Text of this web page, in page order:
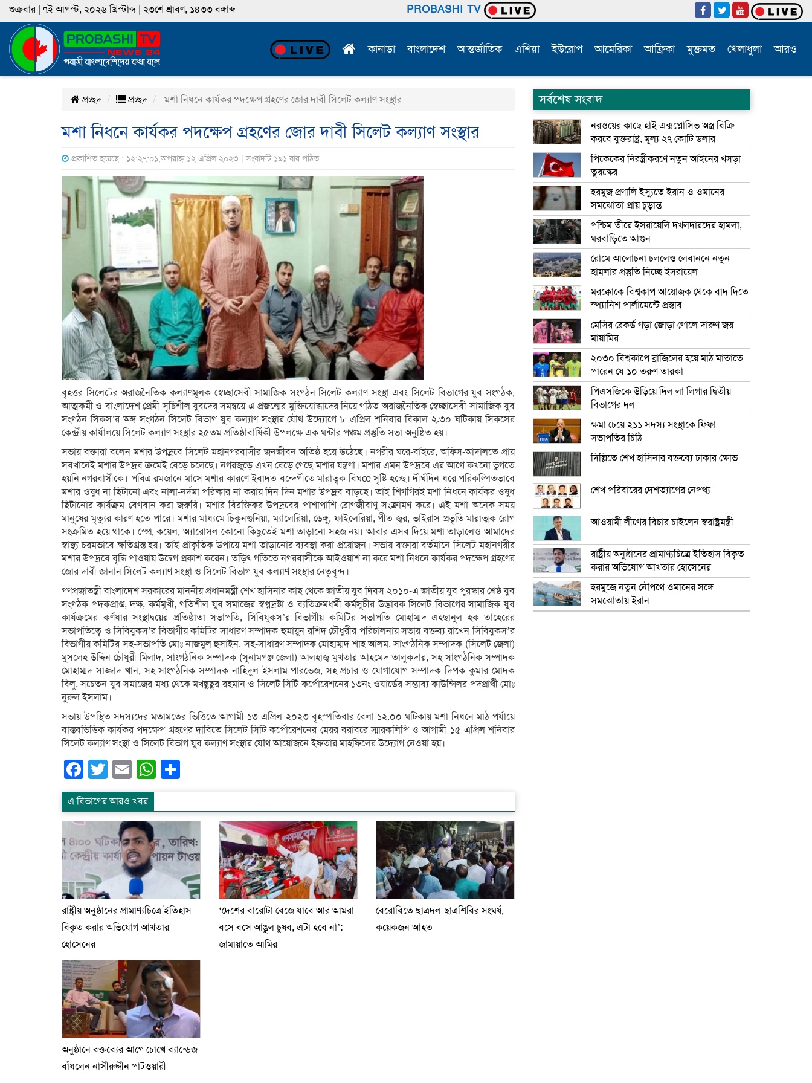
শুক্রবার | ৭ই আগস্ট, ২০২৬ খ্রিস্টাব্দ | ২৩শে শ্রাবণ, ১৪৩৩ বঙ্গাব্দ PROBASHI TV
কানাডা বাংলাদেশ আন্তর্জাতিক এশিয়া ইউরোপ আমেরিকা আফ্রিকা মুক্তমত খেলাধুলা আরও
প্রচ্ছদ প্রচ্ছদ মশা নিধনে কার্যকর পদক্ষেপ গ্রহণের জোর দাবী সিলেট কল্যাণ সংস্থার
মশা নিধনে কার্যকর পদক্ষেপ গ্রহণের জোর দাবী সিলেট কল্যাণ সংস্থার
প্রকাশিত হয়েছে : ১২:২৭:০১,অপরাহ্ন ১২ এপ্রিল ২০২৩ | সংবাদটি ১৯১ বার পঠিত
বৃহত্তর সিলেটের অরাজনৈতিক কল্যাণমূলক স্বেচ্ছাসেবী সামাজিক সংগঠন সিলেট কল্যাণ সংস্থা এবং সিলেট বিভাগের যুব সংগঠক,
আত্মকর্মী ও বাংলাদেশ প্রেমী সৃষ্টিশীল যুবদের সমন্বয়ে এ প্রজন্মের মুক্তিযোদ্ধাদের নিয়ে গঠিত অরাজনৈতিক স্বেচ্ছাসেবী সামাজিক যুব
সংগঠন সিকস’র অঙ্গ সংগঠন সিলেট বিভাগ যুব কল্যাণ সংস্থার যৌথ উদ্যোগে ৮ এপ্রিল শনিবার বিকাল ২.৩০ ঘটিকায় সিকসের
কেন্দ্রীয় কার্যালয়ে সিলেট কল্যাণ সংস্থার ২৫তম প্রতিষ্ঠাবার্ষিকী উপলক্ষে এক ঘন্টার পঞ্চম প্রস্তুতি সভা অনুষ্ঠিত হয়।
সভায় বক্তারা বলেন মশার উপদ্রবে সিলেট মহানগরবাসীর জনজীবন অতিষ্ঠ হয়ে উঠেছে। নগরীর ঘরে-বাইরে, অফিস-আদালতে প্রায়
সবখানেই মশার উপদ্রব ক্রমেই বেড়ে চলেছে। নগরজুড়ে এখন বেড়ে গেছে মশার যন্ত্রণা। মশার এমন উপদ্রবে এর আগে কখনো ভুগতে
হয়নি নগরবাসীকে। পবিত্র রমজানে মাসে মশার কারণে ইবাদত বন্দেগীতে মারাত্বক বিঘœ সৃষ্টি হচ্ছে। দীর্ঘদিন ধরে পরিকল্পিতভাবে
মশার ওষুধ না ছিটানো এবং নালা-নর্দমা পরিষ্কার না করায় দিন দিন মশার উপদ্রব বাড়ছে। তাই শিগগিরই মশা নিধনে কার্যকর ওষুধ
ছিটানোর কার্যক্রম বেগবান করা জরুরি। মশার বিরক্তিকর উপদ্রবের পাশাপাশি রোগজীবাণু সংক্রামণ করে। এই মশা অনেক সময়
মানুষের মৃত্যুর কারণ হতে পারে। মশার মাধ্যমে চিকুনগুনিয়া, ম্যালেরিয়া, ডেঙ্গু, ফাইলেরিয়া, পীত জ্বর, ভাইরাস প্রভৃতি মারাত্মক রোগ
সংক্রমিত হয়ে থাকে। স্প্রে, কয়েল, অ্যারোসল কোনো কিছুতেই মশা তাড়ানো সহজ নয়। আবার এসব দিয়ে মশা তাড়ালেও আমাদের
স্বাস্থ্য চরমভাবে ক্ষতিগ্রস্ত হয়। তাই প্রাকৃতিক উপায়ে মশা তাড়ানোর ব্যবস্থা করা প্রয়োজন। সভায় বক্তারা বর্তমানে সিলেট মহানগরীর
মশার উপদ্রবে বৃদ্ধি পাওয়ায় উদ্বেগ প্রকাশ করেন। তড়িৎ গতিতে নগরবাসীকে আইওয়াশ না করে মশা নিধনে কার্যকর পদক্ষেপ গ্রহণের
জোর দাবী জানান সিলেট কল্যাণ সংস্থা ও সিলেট বিভাগ যুব কল্যাণ সংস্থার নেতৃবৃন্দ।
গণপ্রজাতন্ত্রী বাংলাদেশ সরকারের মাননীয় প্রধানমন্ত্রী শেখ হাসিনার কাছ থেকে জাতীয় যুব দিবস ২০১০-এ জাতীয় যুব পুরস্কার শ্রেষ্ঠ যুব
সংগঠক পদকপ্রাপ্ত, দক্ষ, কর্মমূখী, গতিশীল যুব সমাজের স্বপ্নদ্রষ্টা ও ব্যতিক্রমধর্মী কর্মসূচীর উদ্ভাবক সিলেট বিভাগের সামাজিক যুব
কার্যক্রমের কর্ণধার সংস্থাদ্বয়ের প্রতিষ্ঠাতা সভাপতি, সিবিযুকস’র বিভাগীয় কমিটির সভাপতি মোহাম্মদ এহছানুল হক তাহেরের
সভাপতিত্বে ও সিবিযুকস’র বিভাগীয় কমিটির সাধারণ সম্পাদক হুমায়ুন রশিদ চৌধুরীর পরিচালনায় সভায় বক্তব্য রাখেন সিবিযুকস’র
বিভাগীয় কমিটির সহ-সভাপতি মোঃ নাজমুল হুসাইন, সহ-সাধারণ সম্পাদক মোহাম্মদ শাহ আলম, সাংগঠনিক সম্পাদক (সিলেট জেলা)
মুসলেহ উদ্দিন চৌধুরী মিলাদ, সাংগঠনিক সম্পাদক (সুনামগঞ্জ জেলা) আলহাজ্ব মুখতার আহমেদ তালুকদার, সহ-সাংগঠনিক সম্পাদক
মোহাম্মদ সাজ্জাদ খান, সহ-সাংগঠনিক সম্পাদক নাহিদুল ইসলাম পারভেজ, সহ-প্রচার ও যোগাযোগ সম্পাদক দিপক কুমার মোদক
বিলু, সচেতন যুব সমাজের মধ্য থেকে মখছুছুর রহমান ও সিলেট সিটি কর্পোরেশনের ১৩নং ওযার্ডের সম্ভাব্য কাউন্সিলর পদপ্রার্থী মোঃ
নুরুল ইসলাম।
সভায় উপস্থিত সদস্যদের মতামতের ভিত্তিতে আগামী ১৩ এপ্রিল ২০২৩ বৃহস্পতিবার বেলা ১২.০০ ঘটিকায় মশা নিধনে মাঠ পর্যায়ে
বাস্তবভিত্তিক কার্যকর পদক্ষেপ গ্রহণের দাবিতে সিলেট সিটি কর্পোরেশনের মেয়র বরাবরে স্মারকলিপি ও আগামী ১৫ এপ্রিল শনিবার
সিলেট কল্যাণ সংস্থা ও সিলেট বিভাগ যুব কল্যাণ সংস্থার যৌথ আয়োজনে ইফতার মাহফিলের উদ্যোগ নেওয়া হয়।
Facebook
Twitter
EmailWhatsApp
এ বিভাগের আরও খবর
রাষ্ট্রীয় অনুষ্ঠানের প্রামাণ্যচিত্রে ইতিহাস
বিকৃত করার অভিযোগ আখতার
হোসেনের
‘দেশের বারোটা বেজে যাবে আর আমরা
বসে বসে আঙুল চুষব, এটা হবে না’:
জামায়াতে আমির
বেরোবিতে ছাত্রদল-ছাত্রশিবির সংঘর্ষ,
কয়েকজন আহত
অনুষ্ঠানে বক্তব্যের আগে চোখে ব্যান্ডেজ
বাঁধলেন নাসীরুদ্দীন পাটওয়ারী
সর্বশেষ সংবাদ
নরওয়ের কাছে হাই এক্সপ্লোসিভ অস্ত্র বিক্রি
করবে যুক্তরাষ্ট্র, মূল্য ২৭ কোটি ডলার
পিকেকের নিরস্ত্রীকরণে নতুন আইনের খসড়া
তুরস্কের
হরমুজ প্রণালি ইস্যুতে ইরান ও ওমানের
সমঝোতা প্রায় চূড়ান্ত
পশ্চিম তীরে ইসরায়েলি দখলদারদের হামলা,
ঘরবাড়িতে আগুন
রোমে আলোচনা চললেও লেবাননে নতুন
হামলার প্রস্তুতি নিচ্ছে ইসরায়েল
মরক্কোকে বিশ্বকাপ আয়োজক থেকে বাদ দিতে
স্প্যানিশ পার্লামেন্টে প্রস্তাব
মেসির রেকর্ড গড়া জোড়া গোলে দারুণ জয়
মায়ামির
২০৩০ বিশ্বকাপে ব্রাজিলের হয়ে মাঠ মাতাতে
পারেন যে ১০ তরুণ তারকা
পিএসজিকে উড়িয়ে দিল লা লিগার দ্বিতীয়
বিভাগের দল
ক্ষমা চেয়ে ২১১ সদস্য সংস্থাকে ফিফা
সভাপতির চিঠি
দিল্লিতে শেখ হাসিনার বক্তব্যে ঢাকার ক্ষোভ
শেখ পরিবারের দেশত্যাগের নেপথ্য
আওয়ামী লীগের বিচার চাইলেন স্বরাষ্ট্রমন্ত্রী
রাষ্ট্রীয় অনুষ্ঠানের প্রামাণ্যচিত্রে ইতিহাস বিকৃত
করার অভিযোগ আখতার হোসেনের
হরমুজে নতুন নৌপথে ওমানের সঙ্গে
সমঝোতায় ইরান